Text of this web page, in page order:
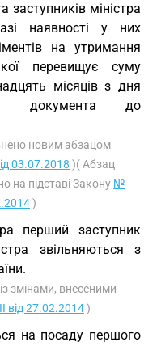
заступників міністра
наявності у них
на утримання
перевищує суму
місяців з дня
документа до
новим абзацом
03.07.2018 )( Абзац
на підставі Закону №
)
перший заступник
звільняються з
змінами, внесеними
від 27.02.2014)
на посаду першого